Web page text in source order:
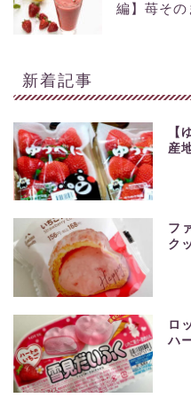
編】苺その
新着記事
【
産
フ
ク
ロ
ハ